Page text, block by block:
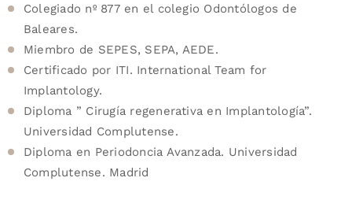
Colegiado nº 877 en el colegio Odontólogos de
Baleares.
Miembro de SEPES, SEPA, AEDE.
Certificado por ITI. International Team for
Implantology.
Diploma ” Cirugía regenerativa en Implantología”.
Universidad Complutense.
Diploma en Periodoncia Avanzada. Universidad
Complutense. Madrid